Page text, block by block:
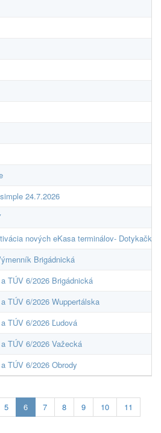
24.7.2026
nových eKasa terminálov- Dotykačka
Brigádnická
TÚV 6/2026 Brigádnická
TÚV 6/2026 Wuppertálska
TÚV 6/2026 Ľudová
TÚV 6/2026 Važecká
TÚV 6/2026 Obrody
5 6Aktuálna
stránka
7 8 9 10
11